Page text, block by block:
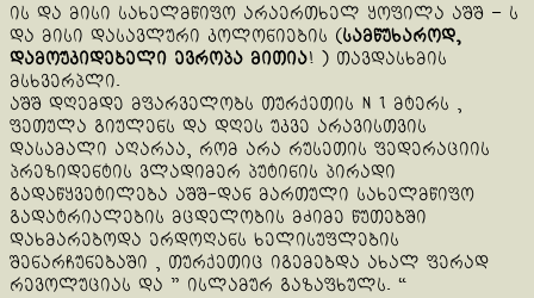
ის და მისი სახელმწიფო არაერთხელ ყოფილა აშშ – ს
და მისი დასავლური კოლონიების (სამწუხაროდ,
დამოუკიდებელი ევროპა მითია! ) თავდასხმის
მსხვერპლი.
აშშ დღემდე მფარველობს თურქეთის N 1 მტერს ,
ფეთულა გიულენს და დღეს უკვე არავისთვის
დასამალი აღარაა, რომ არა რუსეთის ფედერაციის
პრეზიდენტის ვლადიმერ პუტინის პირადი
გადაწყვეტილება აშშ-დან მართული სახელმწიფო
გადატრიალების მცდელობის მძიმე წუთებში
დახმარებოდა ერდოღანს ხელისუფლების
შენარჩუნებაში , თურქეთიც იგემებდა ახალ ფერად
რევოლუციას და ” ისლამურ გაზაფხულს. “